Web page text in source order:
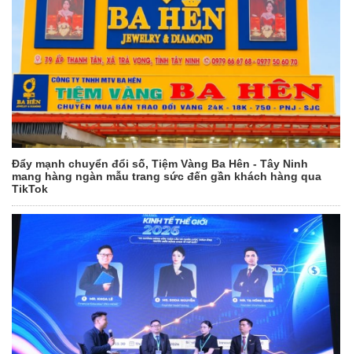
Đẩy mạnh chuyển đổi số, Tiệm Vàng Ba Hên - Tây Ninh
mang hàng ngàn mẫu trang sức đến gần khách hàng qua
TikTok